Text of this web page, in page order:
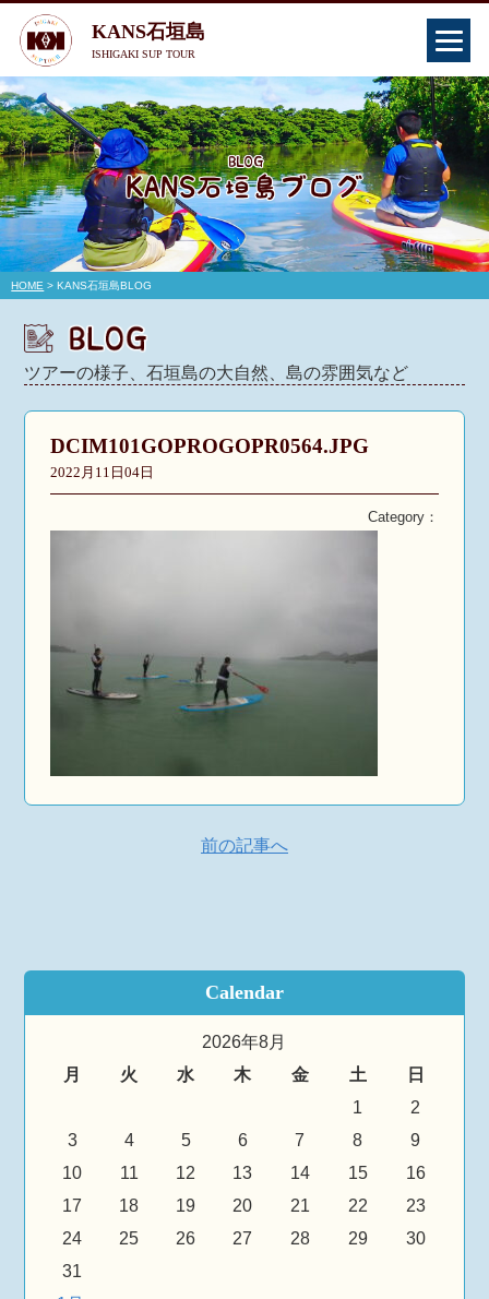
KANS石垣島
ISHIGAKI SUP TOUR
HOME > KANS石垣島BLOG
ツアーの様子、石垣島の大自然、島の雰囲気など
DCIM101GOPROGOPR0564.JPG
2022月11日04日
Category：
前の記事へ
Calendar
2026年8月
月
火 水 木 金 土
日
1
2
3
4 5 6 7 8
9
10
11 12 13 14 15
16
17
18 19 20 21 22
23
24
25 26 27 28 29
30
31